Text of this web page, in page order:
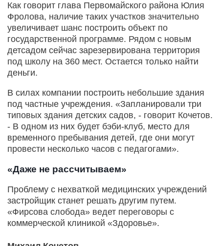
Как говорит глава Первомайского района Юлия
Фролова, наличие таких участков значительно
увеличивает шанс построить объект по
государственной программе. Рядом с новым
детсадом сейчас зарезервирована территория
под школу на 360 мест. Остается только найти
деньги.
В силах компании построить небольшие здания
под частные учреждения. «Запланировали три
типовых здания детских садов, - говорит Кочетов.
- В одном из них будет бэби-клуб, место для
временного пребывания детей, где они могут
провести несколько часов с педагогами».
«Даже не рассчитываем»
Проблему с нехваткой медицинских учреждений
застройщик станет решать другим путем.
«Фирсова слобода» ведет переговоры с
коммерческой клиникой «Здоровье».